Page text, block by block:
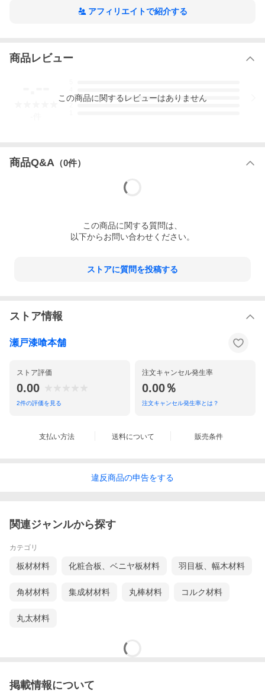
アフィリエイトで紹介する
商品レビュー
3
この商品に関するレビューはありません
商品Q&A （0件）
この商品に関する質問は、
以下からお問い合わせください。
ストアに質問を投稿する
ストア情報
瀬戸漆喰本舗
ストア評価
0.00
2件の評価を見る
注文キャンセル発生率
0.00％
注文キャンセル発生率とは？
支払い方法 送料について 販売条件
違反商品の申告をする
関連ジャンルから探す
カテゴリ
板材材料 化粧合板、ベニヤ板材料 羽目板、幅木材料
角材材料 集成材材料 丸棒材料 コルク材料
丸太材料
掲載情報について